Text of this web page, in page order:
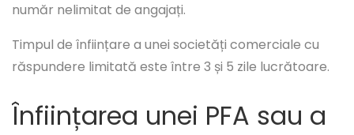
număr nelimitat de angajați.
Timpul de înființare a unei societăți comerciale cu
răspundere limitată este între 3 și 5 zile lucrătoare.
Înființarea unei PFA sau a